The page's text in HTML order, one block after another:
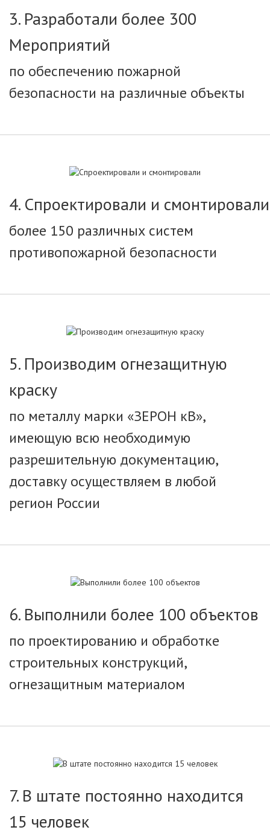
3. Разработали более 300
Мероприятий
по обеспечению пожарной
безопасности на различные объекты
4. Спроектировали и смонтировали
более 150 различных систем
противопожарной безопасности
5. Производим огнезащитную
краску
по металлу марки «ЗЕРОН кВ»,
имеющую всю необходимую
разрешительную документацию,
доставку осуществляем в любой
регион России
6. Выполнили более 100 объектов
по проектированию и обработке
строительных конструкций,
огнезащитным материалом
7. В штате постоянно находится
15 человек